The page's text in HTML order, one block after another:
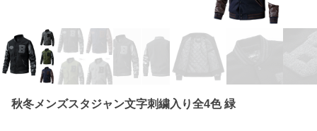
秋冬メンズスタジャン文字刺繍入り全4色 緑